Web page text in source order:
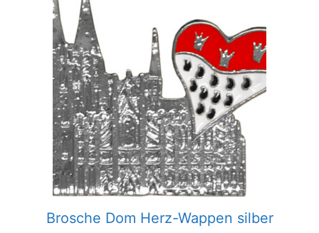
Brosche Dom Herz-Wappen silber